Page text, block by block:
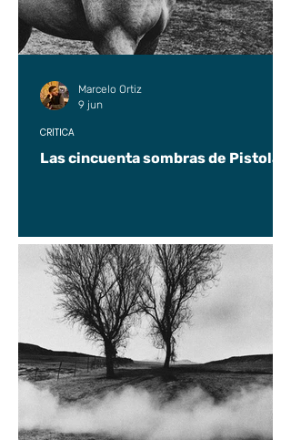
Las cincuenta sombras de Pistolas
CRÍTICA
Marcelo Ortiz
9 jun